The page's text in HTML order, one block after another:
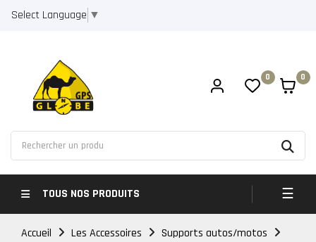
Select Language ▼
0 0
TOUS NOS PRODUITS ☰
Accueil Les Accessoires Supports autos/motos